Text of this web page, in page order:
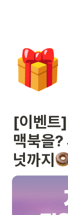
🎁
[이벤트
맥북을?
넛까지